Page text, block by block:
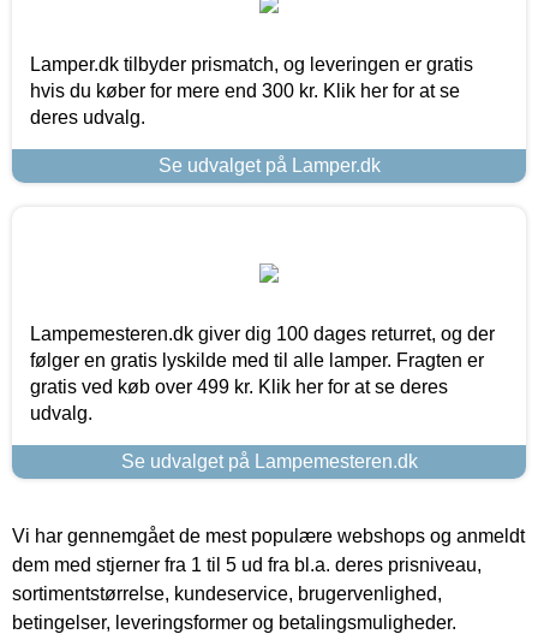
Lamper.dk tilbyder prismatch, og leveringen er gratis
hvis du køber for mere end 300 kr. Klik her for at se
deres udvalg.
Se udvalget på Lamper.dk
Lampemesteren.dk giver dig 100 dages returret, og der
følger en gratis lyskilde med til alle lamper. Fragten er
gratis ved køb over 499 kr. Klik her for at se deres
udvalg.
Se udvalget på Lampemesteren.dk
Vi har gennemgået de mest populære webshops og anmeldt
dem med stjerner fra 1 til 5 ud fra bl.a. deres prisniveau,
sortimentstørrelse, kundeservice, brugervenlighed,
betingelser, leveringsformer og betalingsmuligheder.